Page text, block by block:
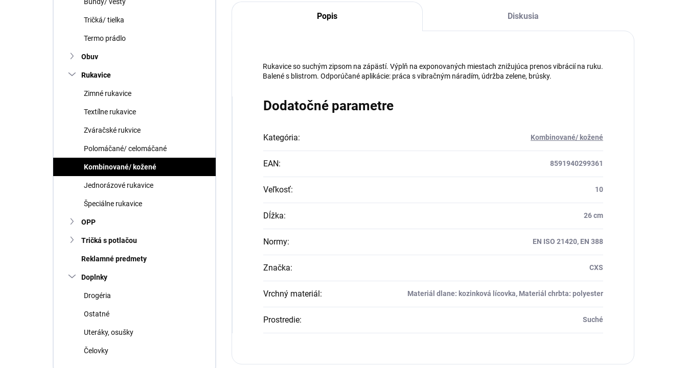
Tričká/ tielka
Termo prádlo
Obuv
Rukavice
Zimné rukavice
Textílne rukavice
Zváračské rukvice
Polomáčané/ celomáčané
Kombinované/ kožené
Jednorázové rukavice
Špeciálne rukavice
OPP
Tričká s potlačou
Reklamné predmety
Doplnky
Drogéria
Ostatné
Uteráky, osušky
Čelovky
Popis Diskusia
Rukavice so suchým zipsom na zápästí. Výplň na exponovaných miestach znižujúca prenos vibrácií na ruku.
Balené s blistrom. Odporúčané aplikácie: práca s vibračným náradím, údržba zelene, brúsky.
Dodatočné parametre
Kategória: Kombinované/ kožené
EAN: 8591940299361
Veľkosť: 10
Dĺžka: 26 cm
Normy: EN ISO 21420, EN 388
Značka: CXS
Vrchný materiál: Materiál dlane: kozinková lícovka, Materiál chrbta: polyester
Prostredie: Suché